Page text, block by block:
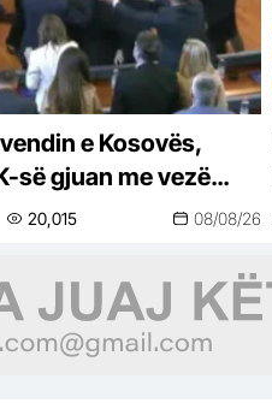
e Kosovës,
së gjuan me vezë
seanca
20,015 08/08/26